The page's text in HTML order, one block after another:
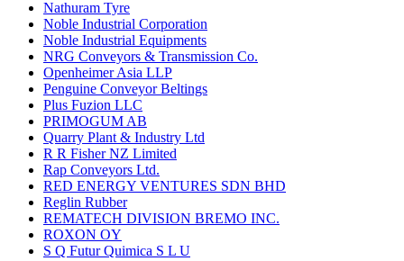
Nathuram Tyre
Noble Industrial Corporation
Noble Industrial Equipments
NRG Conveyors & Transmission Co.
Openheimer Asia LLP
Penguine Conveyor Beltings
Plus Fuzion LLC
PRIMOGUM AB
Quarry Plant & Industry Ltd
R R Fisher NZ Limited
Rap Conveyors Ltd.
RED ENERGY VENTURES SDN BHD
Reglin Rubber
REMATECH DIVISION BREMO INC.
ROXON OY
S Q Futur Quimica S L U